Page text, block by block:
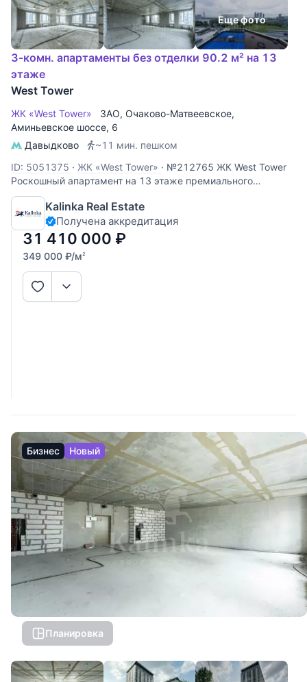
Еще фото
3-комн. апартаменты без отделки 90.2 м² на 13
этаже
West Tower
ЖК «West Tower» ЗАО, Очаково-Матвеевское,
Аминьевское шоссе, 6
Давыдково
~11 мин. пешком
ID: 5051375 · ЖК «West Tower» · №212765 ЖК West Tower
Роскошный апартамент на 13 этаже премиального
комплекса West Tower. Этот объект идеально подходит для
личного проживания или сдачи в аренду с высокой
доходностью. Панорамные виды: высокий 13 этаж
открывает вид во двор,
Kalinka Real Estate
Получена аккредитация
31 410 000 ₽
349 000 ₽/м2
Бизнес Новый
Планировка